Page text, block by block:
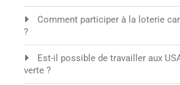
Comment participer à la loterie
?
Est-il possible de travailler aux
verte ?